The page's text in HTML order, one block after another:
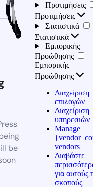
be
Προτιμήσεις
Προτιμήσεις
Στατιστικά
Στατιστικά
Εμπορικής
Προώθησης
Εμπορικής
Προώθησης
Διαχείριση
επιλογών
Διαχείριση
υπηρεσιών
Manage
vendors
Διαβάστε
για αυτούς
σκοπούς